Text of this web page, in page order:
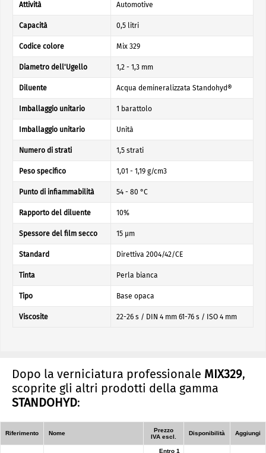
Attività Automotive
Capacità 0,5 litri
Codice colore Mix 329
Diametro dell'Ugello 1,2 - 1,3 mm
Diluente Acqua demineralizzata Standohyd®
Imballaggio unitario 1 barattolo
Imballaggio unitario Unità
Numero di strati 1,5 strati
Peso specifico 1,01 - 1,19 g/cm3
Punto di infiammabilità 54 - 80 °C
Rapporto del diluente 10%
Spessore del film secco 15 µm
Standard Direttiva 2004/42/CE
Tinta Perla bianca
Tipo Base opaca
Viscosite 22-26 s / DIN 4 mm 61-76 s / ISO 4 mm
Dopo la verniciatura professionale MIX329,
scoprite gli altri prodotti della gamma
STANDOHYD:
Riferimento Nome
Prezzo
IVA escl.
Disponibilità Aggiungi
Entro 1